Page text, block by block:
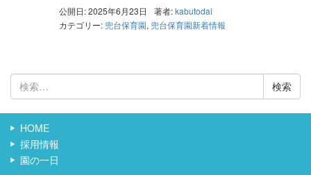
公開日: 2025年6月23日 著者:kabutodai
カテゴリー: 兜台保育園, 兜台保育園新着情報
検
索:
HOME
採用情報
園の一日